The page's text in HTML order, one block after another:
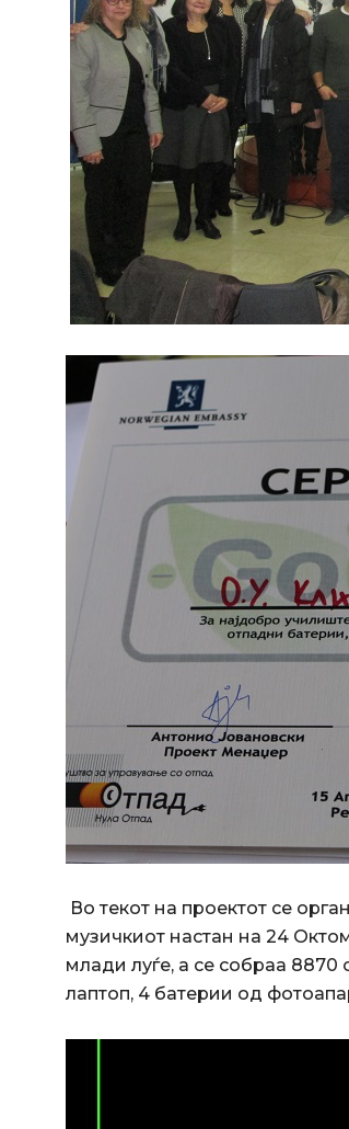
Во текот на проектот се
музичкиот настан на 24
млади луѓе, а се собраа
лаптоп, 4 батерии од